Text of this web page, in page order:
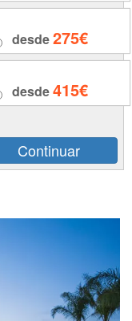
desde275€
desde415€